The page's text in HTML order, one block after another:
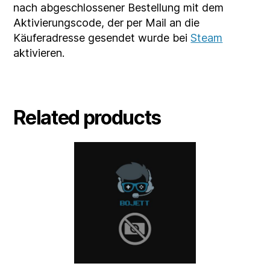
nach abgeschlossener Bestellung mit dem
Aktivierungscode, der per Mail an die
Käuferadresse gesendet wurde beiSteam
aktivieren.
Related products